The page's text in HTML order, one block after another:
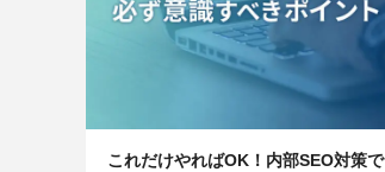
これだけやればOK！内部SEO対策で